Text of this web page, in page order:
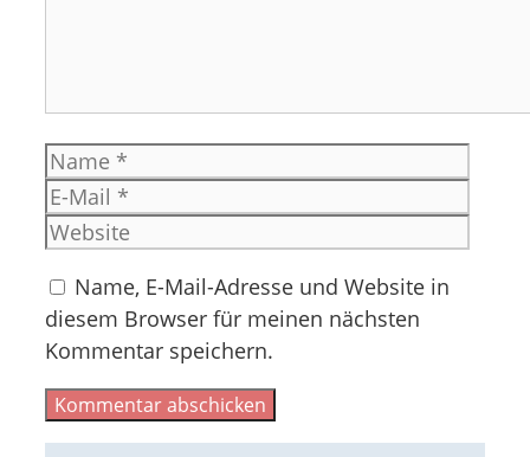
Name
Mail
Name, E-Mail-Adresse und Website in
diesem Browser für meinen nächsten
Kommentar speichern.